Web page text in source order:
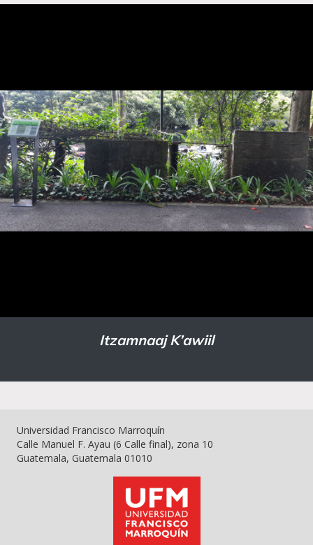
Itzamnaaj K’awiil
Universidad Francisco Marroquín
Calle Manuel F. Ayau (6 Calle final), zona 10
Guatemala, Guatemala 01010